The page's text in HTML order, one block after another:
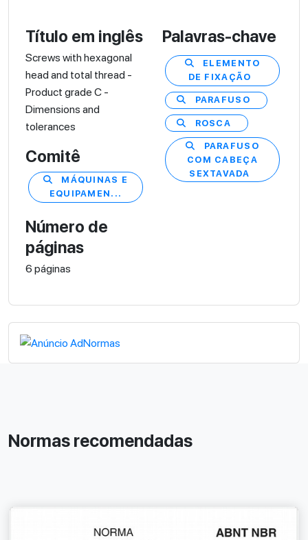
Título em inglês
Screws with hexagonal
head and total thread -
Product grade C -
Dimensions and
tolerances
Comitê
MÁQUINAS E
EQUIPAMEN...
Número de
páginas
6 páginas
Palavras-chave
ELEMENTO
DE FIXAÇÃO
PARAFUSO
ROSCA
PARAFUSO
COM CABEÇA
SEXTAVADA
Normas recomendadas